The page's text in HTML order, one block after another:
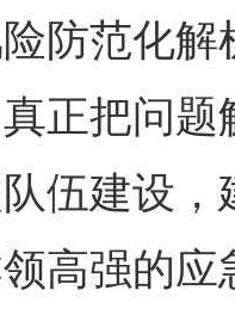
范化解
正把问
伍建设
高强的